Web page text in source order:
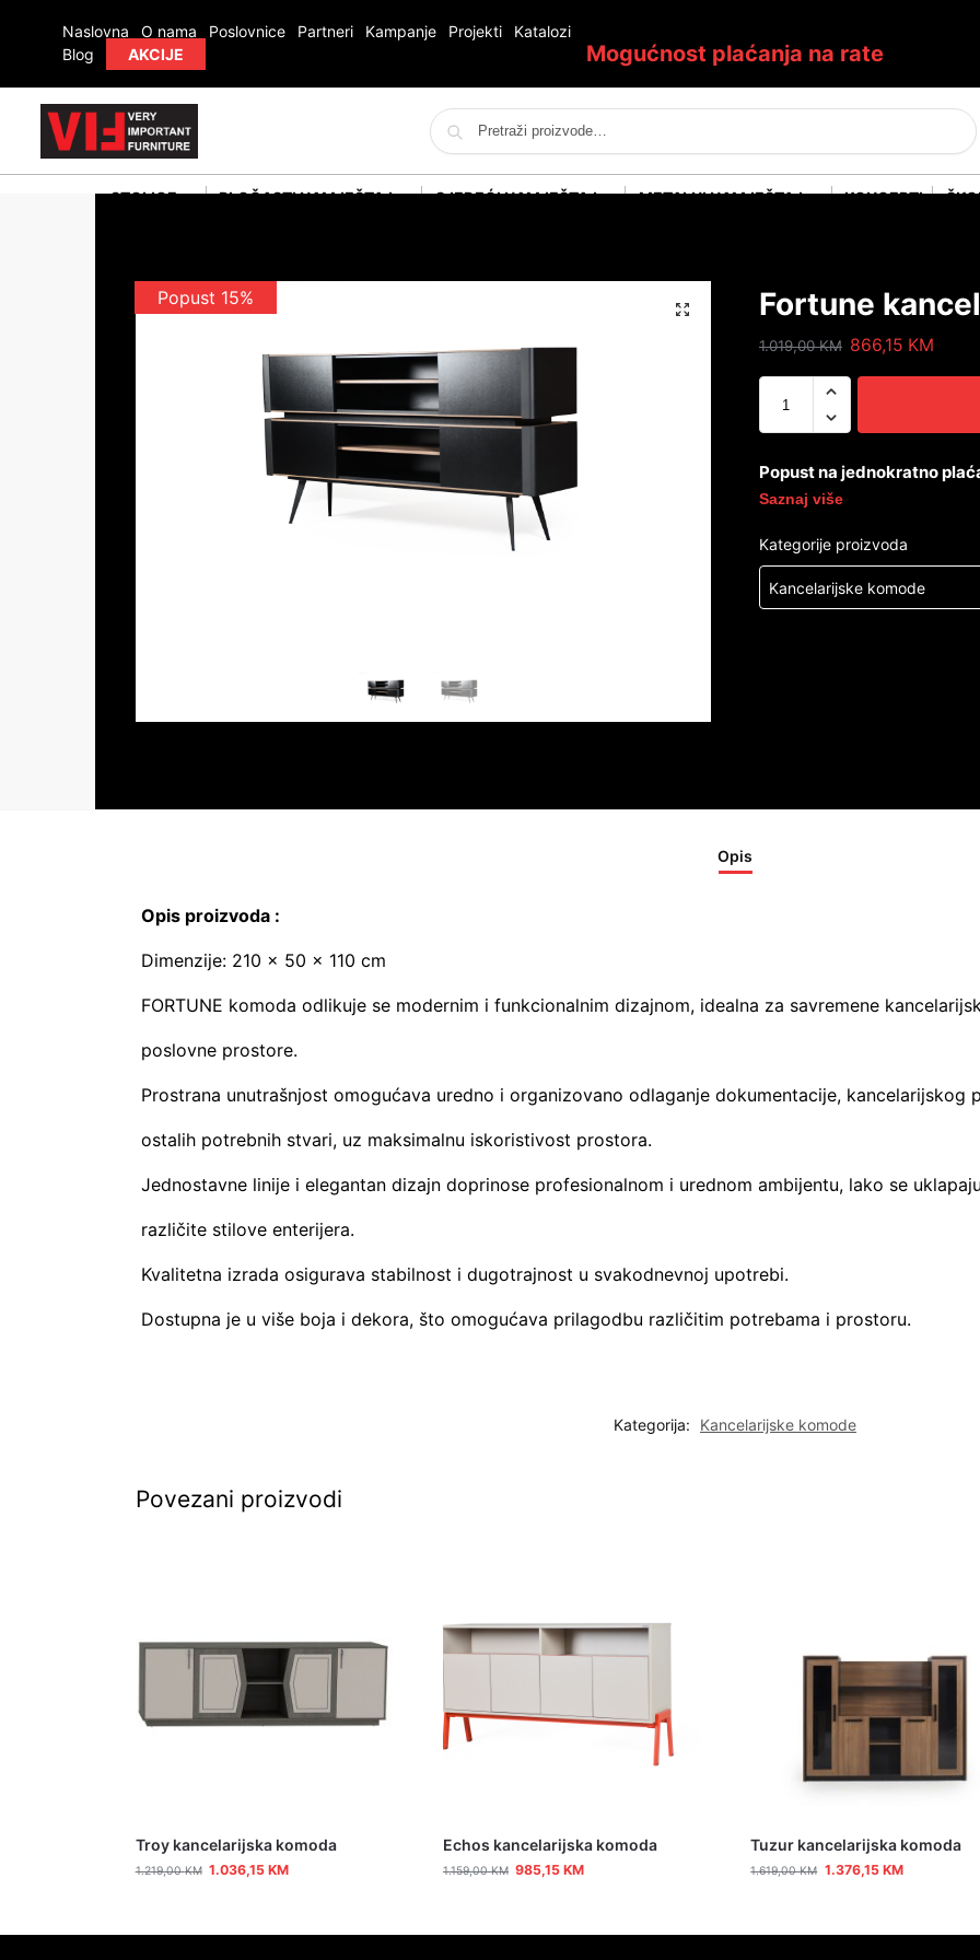
Naslovna O nama Poslovnice Partneri Kampanje Projekti
Katalozi
Blog
AKCIJE Mogućnost plaćanja na rate
Pretraži
STOLICE PLOČASTI NAMJEŠTAJ SJEDEĆI NAMJEŠTAJ METALNI NAMJEŠTAJ KONCEPTI
Popust 15% Fortune
1.019,00KM 866,15 KM
Popust na jednokratno
Saznaj više
Kategorije proizvoda
Kancelarijske komode
Opis
Opis proizvoda :
Dimenzije: 210 × 50 × 110 cm
FORTUNE komoda odlikuje se modernim i funkcionalnim dizajnom, idealna za savremene
poslovne prostore.
Prostrana unutrašnjost omogućava uredno i organizovano odlaganje dokumentacije, kancelarijskog
ostalih potrebnih stvari, uz maksimalnu iskoristivost prostora.
Jednostavne linije i elegantan dizajn doprinose profesionalnom i urednom ambijentu, lako se
različite stilove enterijera.
Kvalitetna izrada osigurava stabilnost i dugotrajnost u svakodnevnoj upotrebi.
Dostupna je u više boja i dekora, što omogućava prilagodbu različitim potrebama i prostoru.
Kategorija: Kancelarijske komode
Povezani proizvodi
Troy kancelarijska komoda
1.219,00KM 1.036,15KM
Echos kancelarijska komoda
1.159,00KM 985,15KM
Tuzur kancelarijska komoda
1.619,00KM 1.376,15 KM